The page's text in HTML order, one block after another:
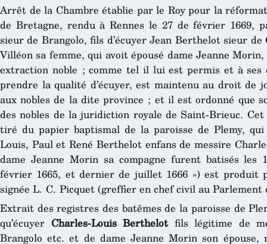
Arrêt de la Chambre établie par le Roy pour la
de Bretagne, rendu à Rennes le 27 de février 1669,
sieur de Brangolo, fils d’écuyer Jean Berthelot sieur
Villéon sa femme, qui avoit épousé dame Jeanne
extraction noble ; comme tel il lui est permis et à ses
prendre la qualité d’écuyer, est maintenu au droit de
aux nobles de la dite province ; et il est ordonné que
des nobles de la juridiction royale de Saint-Brieuc.
tiré du papier baptismal de la paroisse de Plemy, qui
Louis, Paul et René Berthelot enfans de messire
dame Jeanne Morin sa compagne furent batisés
février 1665, et dernier de juillet 1666 ») est produit
signée L. C. Picquet (greffier en chef civil au Parlement
Extrait des registres des batêmes de la paroisse de
qu’écuyer Charles-Louis Berthelot fils légitime de
Brangolo etc. et de dame Jeanne Morin son